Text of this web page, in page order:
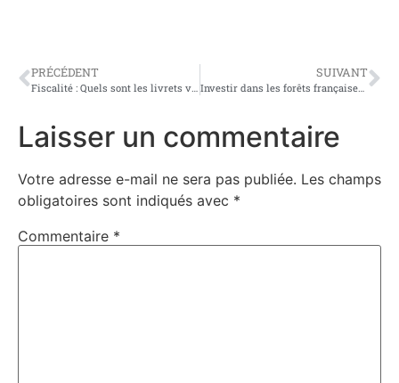
PRÉCÉDENT SUIVANT
Investir dans les forêts françaises : défiscalisation et préservation de l’environnement​
Laisser un commentaire
Votre adresse e-mail ne sera pas publiée. Les champs
obligatoires sont indiqués avec *
Commentaire *